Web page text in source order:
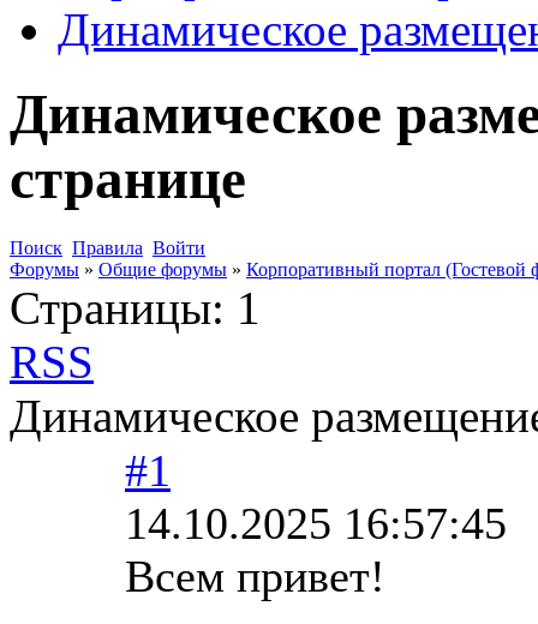
Динамическое
Динамическое
странице
Поиск Правила Войти
Форумы » Общие форумы » Корпоративный портал (Гостевой
Страницы: 1
RSS
Динамическое
#1
14.10.2025 16:57:45
Всем привет!